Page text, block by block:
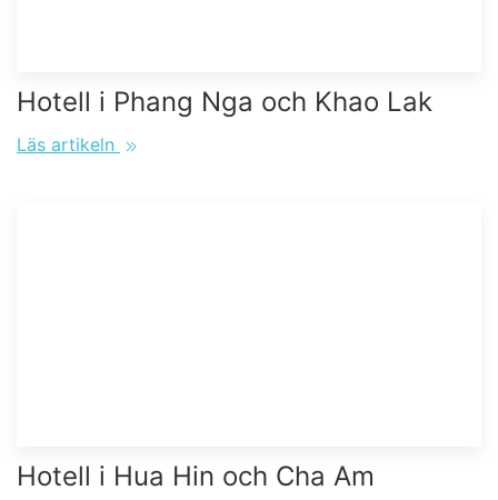
Hotell i Phang Nga och Khao Lak
Läs artikeln
Hotell i Hua Hin och Cha Am